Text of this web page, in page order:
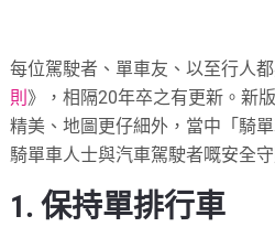
每位駕駛者、單車友、以至行人
則》，相隔20年卒之有更新。新
精美、地圖更仔細外，當中「騎
騎單車人士與汽車駕駛者嘅安全
1. 保持單排行車